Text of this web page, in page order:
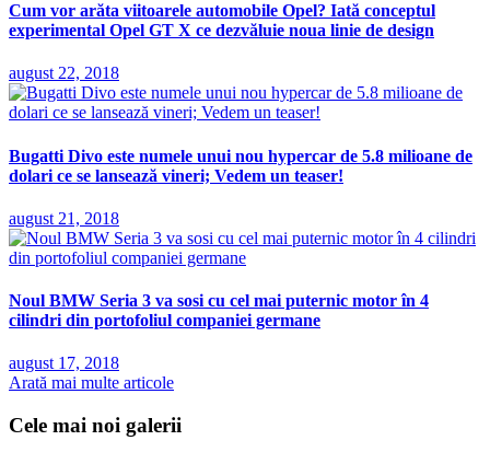
Cum vor arăta viitoarele automobile Opel? Iată conceptul
experimental Opel GT X ce dezvăluie noua linie de design
august 22, 2018
Bugatti Divo este numele unui nou hypercar de 5.8 milioane de
dolari ce se lansează vineri; Vedem un teaser!
august 21, 2018
Noul BMW Seria 3 va sosi cu cel mai puternic motor în 4
cilindri din portofoliul companiei germane
august 17, 2018
Arată mai multe articole
Cele mai noi galerii